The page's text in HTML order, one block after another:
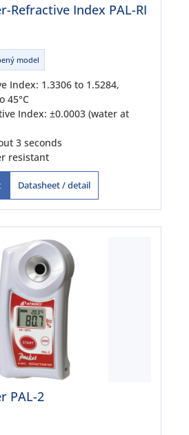
Refractive Index PAL-RI
model
Index: 1.3306 to 1.5284,
45°C
Index: ±0.0003 (water at
3 seconds
resistant
Datasheet / detail
PAL-2